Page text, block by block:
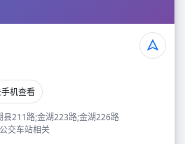
机查看
县211路;金湖223路;金湖226路
交车站相关